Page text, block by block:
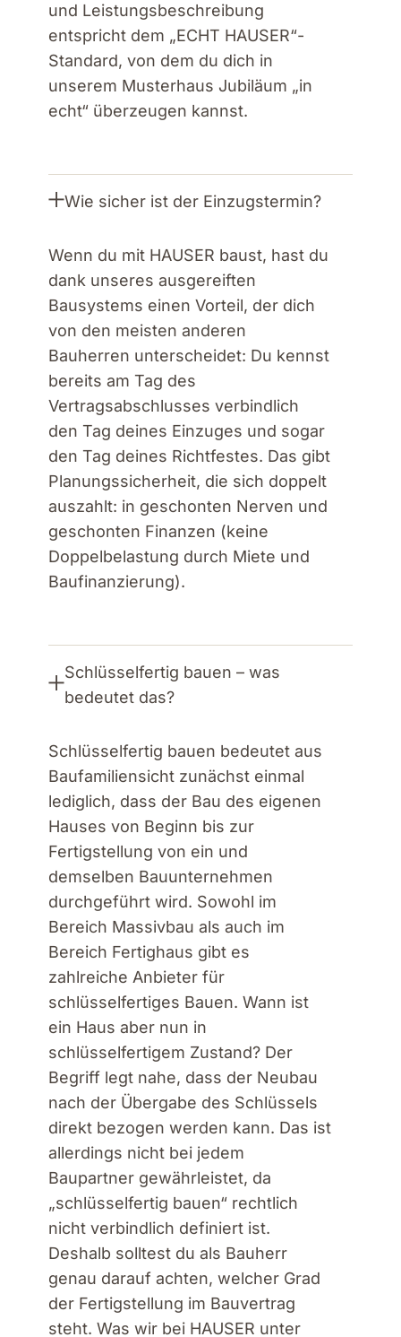
und Leistungsbeschreibung
entspricht dem „ECHT HAUSER“-
Standard, von dem du dich in
unserem Musterhaus Jubiläum „in
echt“ überzeugen kannst.
Wie sicher ist der Einzugstermin?
Wenn du mit HAUSER baust, hast du
dank unseres ausgereiften
Bausystems einen Vorteil, der dich
von den meisten anderen
Bauherren unterscheidet: Du kennst
bereits am Tag des
Vertragsabschlusses verbindlich
den Tag deines Einzuges und sogar
den Tag deines Richtfestes. Das gibt
Planungssicherheit, die sich doppelt
auszahlt: in geschonten Nerven und
geschonten Finanzen (keine
Doppelbelastung durch Miete und
Baufinanzierung).
Schlüsselfertig bauen – was
bedeutet das?
Schlüsselfertig bauen bedeutet aus
Baufamiliensicht zunächst einmal
lediglich, dass der Bau des eigenen
Hauses von Beginn bis zur
Fertigstellung von ein und
demselben Bauunternehmen
durchgeführt wird. Sowohl im
Bereich Massivbau als auch im
Bereich Fertighaus gibt es
zahlreiche Anbieter für
schlüsselfertiges Bauen. Wann ist
ein Haus aber nun in
schlüsselfertigem Zustand? Der
Begriff legt nahe, dass der Neubau
nach der Übergabe des Schlüssels
direkt bezogen werden kann. Das ist
allerdings nicht bei jedem
Baupartner gewährleistet, da
„schlüsselfertig bauen“ rechtlich
nicht verbindlich definiert ist.
Deshalb solltest du als Bauherr
genau darauf achten, welcher Grad
der Fertigstellung im Bauvertrag
steht. Was wir bei HAUSER unter